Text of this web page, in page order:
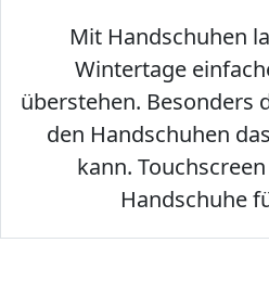
Mit Handschuhen
Wintertage
überstehen. Besonders
den Handschuhen
kann.
Handschuhe